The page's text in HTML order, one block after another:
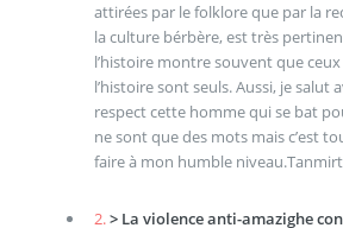
attirées par le folklore que par la
la culture bérbère, est très
l’histoire montre souvent que
l’histoire sont seuls. Aussi, je salut
respect cette homme qui se bat
ne sont que des mots mais c’est
faire à mon humble
2.> La violence anti-amazighe